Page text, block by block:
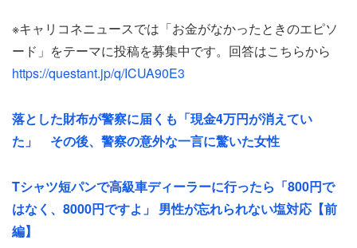
「一番酷かったときは、友達と2人合わせて52円しかない
中で、バイト代が入るまでの1週間弱過ごさなくてはなら
なかった時です」
20歳そこそこの男子学生が空腹に耐えられるわけもなく、
2人はかつて教授に連れて行ってもらったスナックへ駆け
らその日払いで仕事させてくれませんか？」と直談判した
という。
※キャリコネニュースでは「お金がなかったときのエピソ
ード」をテーマに投稿を募集中です。回答はこちらから
https://questant.jp/q/ICUA90E3
落とした財布が警察に届くも「現金4万円が消えてい
た」 その後、警察の意外な一言に驚いた女性
Tシャツ短パンで高級車ディーラーに行ったら「800円で
はなく、8000円ですよ」 男性が忘れられない塩対応【前
編】